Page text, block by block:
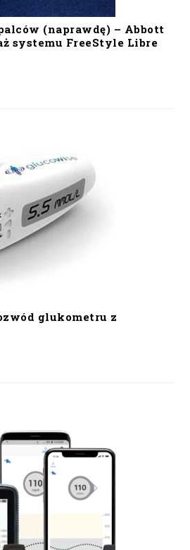
(naprawdę) – Abbott
systemu FreeStyle Libre
glukometru z